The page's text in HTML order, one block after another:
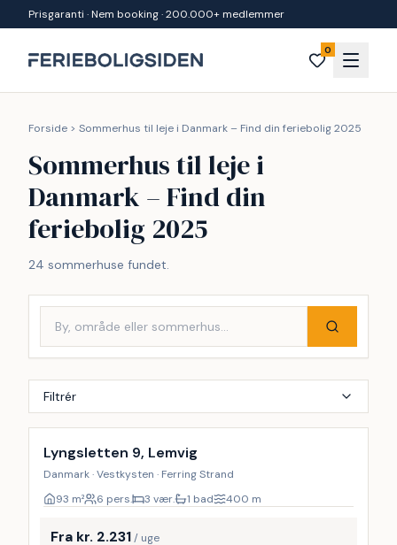
Spring til indhold
Prisgaranti · Nem booking · 200.000+ medlemmer
0
Forside > Sommerhus til leje i Danmark – Find din feriebolig 2025
Sommerhus til leje i
Danmark – Find din
feriebolig 2025
24 sommerhuse fundet.
Filtrér
Lyngsletten 9, Lemvig
Danmark · Vestkysten · Ferring Strand
93 m² 6 pers. 3 vær. 1 bad 400 m
Fra kr. 2.231/ uge